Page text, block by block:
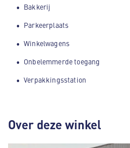
Bakkerij
Parkeerplaats
Winkelwagens
Onbelemmerde toegang
Verpakkingsstation
Over deze winkel